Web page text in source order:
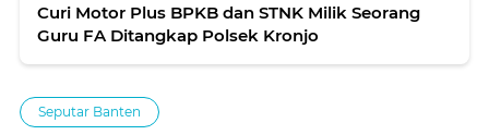
Curi Motor Plus BPKB dan STNK Milik Seorang
Guru FA Ditangkap Polsek Kronjo
Seputar Banten